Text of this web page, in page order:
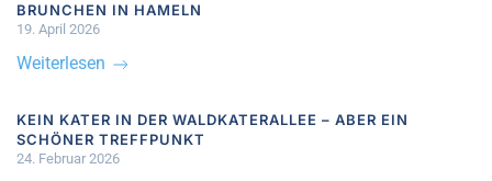
BRUNCHEN IN HAMELN
19. April 2026
Weiterlesen
KEIN KATER IN DER WALDKATERALLEE – ABER EIN
SCHÖNER TREFFPUNKT
24. Februar 2026